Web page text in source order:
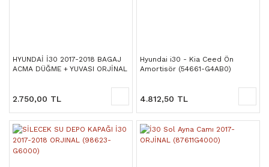
HYUNDAİ İ30 2017-2018 BAGAJ
ACMA DÜĞME + YUVASI ORJİNAL
2.750,00 TL
Hyundai i30 - Kia Ceed Ön
Amortisör (54661-G4AB0)
4.812,50 TL